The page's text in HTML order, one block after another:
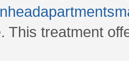
This treatment